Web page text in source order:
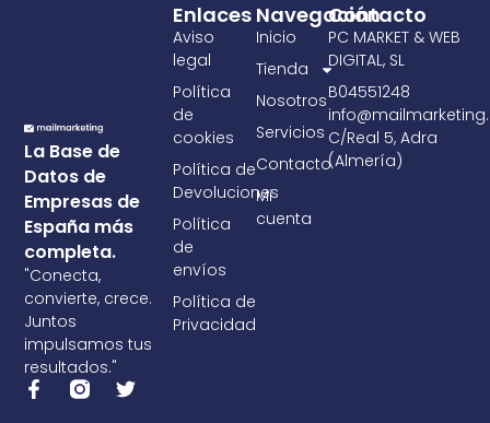
La Base de
Datos de
Empresas de
España más
completa.
"Conecta,
convierte, crece.
Juntos
impulsamos tus
resultados."
F
a
T
Navegación
Inicio
Tienda
Nosotros
Servicios
Contacto
Mi
cuenta
Enlaces
Aviso
legal
Política
de
cookies
Política de
Devoluciones
Política
de
envíos
Política de
Privacidad
Contacto
PC MARKET & WEB
DIGITAL, SL
B04551248
C/Real 5, Adra
(Almería)